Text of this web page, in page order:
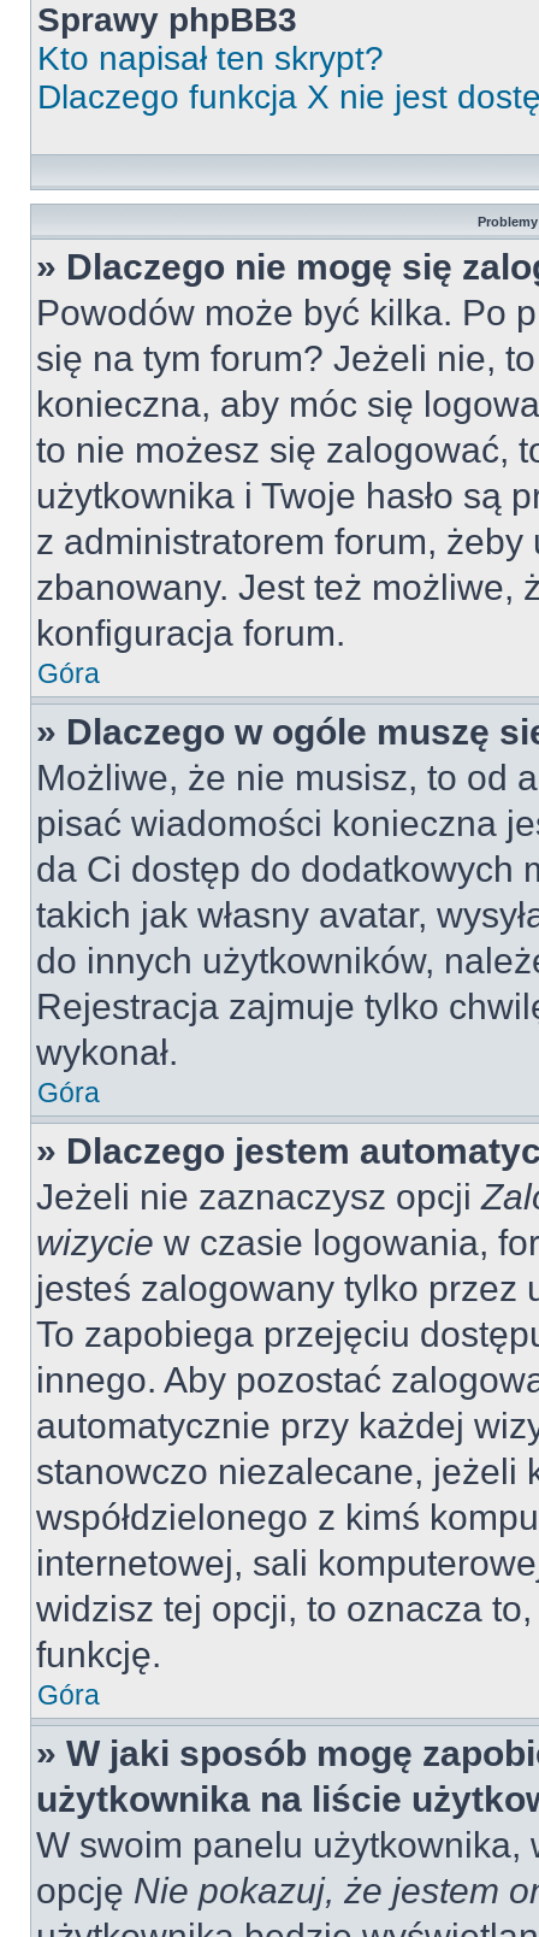
Sprawy phpBB3
Kto napisał ten skrypt?
Dlaczego funkcja X nie jest
» Dlaczego nie mogę się
Powodów może być kilka. Po
się na tym forum? Jeżeli nie,
konieczna, aby móc się
to nie możesz się zalogować,
użytkownika i Twoje hasło są
z administratorem forum, żeby
zbanowany. Jest też możliwe,
konfiguracja forum.
Góra
» Dlaczego w ogóle muszę
Możliwe, że nie musisz, to od
pisać wiadomości konieczna
da Ci dostęp do dodatkowych
takich jak własny avatar,
do innych użytkowników,
Rejestracja zajmuje tylko
wykonał.
Góra
» Dlaczego jestem
Jeżeli nie zaznaczysz opcji
wizycie w czasie logowania,
jesteś zalogowany tylko przez
To zapobiega przejęciu
innego. Aby pozostać
automatycznie przy każdej
stanowczo niezalecane, jeżeli
współdzielonego z kimś
internetowej, sali
widzisz tej opcji, to oznacza
funkcję.
Góra
» W jaki sposób mogę
użytkownika na liście
W swoim panelu użytkownika,
opcję Nie pokazuj, że jestem